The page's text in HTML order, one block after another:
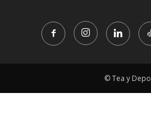
© Tea y